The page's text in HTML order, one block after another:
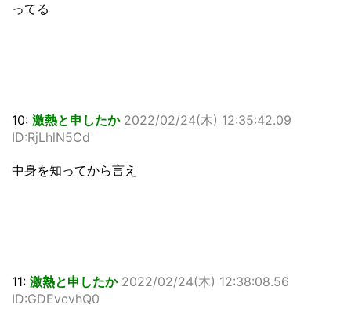
ってる
10: 激熱と申したか 2022/02/24(木) 12:35:42.09
ID:RjLhlN5Cd
中身を知ってから言え
11: 激熱と申したか 2022/02/24(木) 12:38:08.56
ID:GDEvcvhQ0